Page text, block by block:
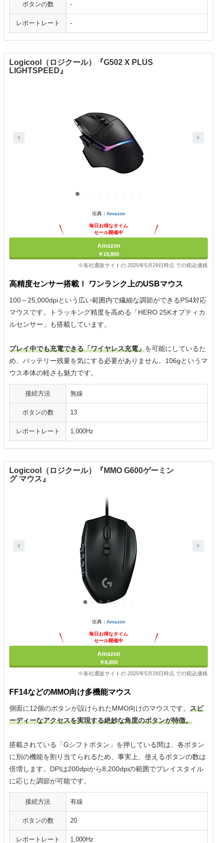
ボタンの数 -
レポートレート -
Logicool（ロジクール）『G502 X PLUS
LIGHTSPEED』
出典： Amazon
毎日お得なタイム
セール開催中
Amazon
￥19,800
※各社通販サイトの 2025年5月29日時点 での税込価格
高精度センサー搭載！ ワンランク上のUSBマウス
100～25,000dpiという広い範囲内で繊細な調節ができるPS4対応
マウスです。トラッキング精度を高める「HERO 25Kオプティカ
ルセンサー」も搭載しています。
プレイ中でも充電できる「ワイヤレス充電」を可能にしているた
め、バッテリー残量を気にする必要がありません。106gというマ
ウス本体の軽さも魅力です。
接続方法 無線
ボタンの数 13
レポートレート 1,000Hz
Logicool（ロジクール）『MMO G600ゲーミン
グ マウス』
出典： Amazon
毎日お得なタイム
セール開催中
Amazon
￥8,800
※各社通販サイトの 2025年5月29日時点 での税込価格
FF14などのMMO向け多機能マウス
側面に12個のボタンが設けられたMMO向けのマウスです。 スピ
ーディーなアクセスを実現する絶妙な角度のボタンが特徴。
搭載されている「Gシフトボタン」を押している間は、各ボタン
に別の機能を割り当てられるため、事実上、使えるボタンの数は
倍増します。DPIは200dpiから8,200dpiの範囲でプレイスタイル
に応じた調節が可能です。
接続方法 有線
ボタンの数 20
レポートレート 1,000Hz